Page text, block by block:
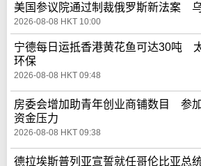
美国参议院通过制裁俄罗斯新法案
2026-08-08 HKT 10:00
宁德每日运抵香港黄花鱼可达30吨
环保
2026-08-08 HKT 09:48
房委会增加助青年创业商铺数目 参
资金压力
2026-08-08 HKT 09:38
德拉埃斯普列亚宣誓就任哥伦比亚总